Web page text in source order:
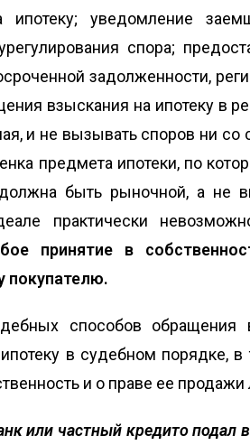
ипотеку; уведомление
спора;
задолженности,
взыскания на ипотеку в
и не вызывать споров ни
предмета ипотеки, по
быть рыночной, а не
практически
принятие в
покупателю.
способов обращения
в судебном порядке,
и о праве ее
или частный кредито подал